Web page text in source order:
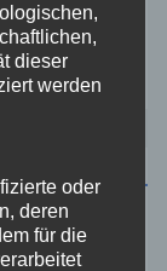
dieser
werden
oder
deren
für die